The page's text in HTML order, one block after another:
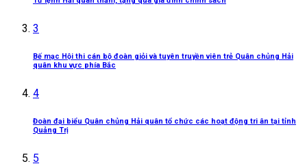
3
Bế mạc Hội thi cán bộ đoàn giỏi và tuyên truyền viên trẻ Quân chủng Hải
quân khu vực phía Bắc
4
Đoàn đại biểu Quân chủng Hải quân tổ chức các hoạt động tri ân tại tỉnh
Quảng Trị
5